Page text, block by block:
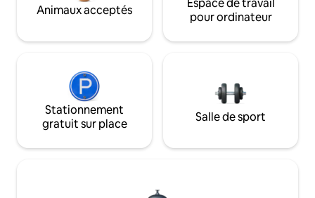
Animaux acceptés
Espace de travail
pour ordinateur
Stationnement
gratuit sur place
Salle de sport